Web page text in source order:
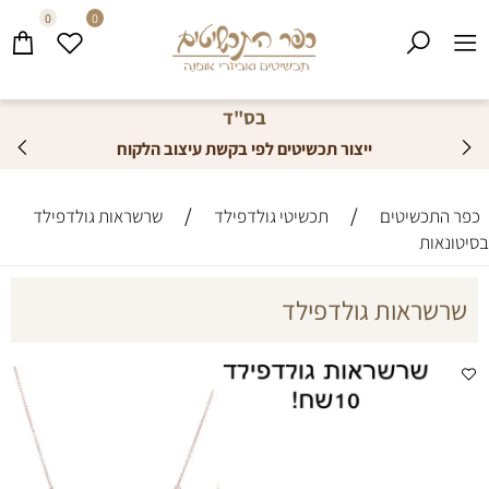
בס"ד
ייצור תכשיטים לפי בקשת עיצוב הלקוח
0 0
כפר התכשיטים / תכשיטי גולדפילד /
שרשראות גולדפילד
בסיטונאות
שרשראות גולדפילד